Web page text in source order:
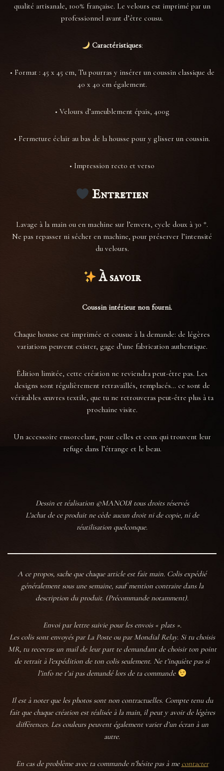
qualité artisanale, 100% française. Le velours est imprimé par un
professionnel avant d’être cousu.
Caractéristiques:
• Format : 45 x 45 cm, Tu pourras y insérer un coussin classique de
40 x 40 cm également.
• Velours d’ameublement épais, 400g
• Fermeture éclair au bas de la housse pour y glisser un coussin.
• Impression recto et verso
Entretien
Lavage à la main ou en machine sur l’envers, cycle doux à 30 °.
Ne pas repasser ni sécher en machine, pour préserver l’intensité
du velours.
À savoir
Coussin intérieur non fourni.
Chaque housse est imprimée et cousue à la demande: de légères
variations peuvent exister, gage d’une fabrication authentique.
Édition limitée, cette création ne reviendra peut-être pas. Les
designs sont régulièrement retravaillés, remplacés… ce sont de
véritables œuvres textile, que tu ne retrouveras peut-être plus à ta
prochaine visite.
Un accessoire ensorcelant, pour celles et ceux qui trouvent leur
refuge dans l’étrange et le beau.
Dessin et réalisation ©MANOIЯ tous droits réservés
L’achat de ce produit ne cède aucun droit ni de copie, ni de
réutilisation quelconque.
A ce propos, sache que chaque article est fait main. Colis expédié
généralement sous une semaine, sauf mention contraire dans la
description du produit. (Précommande notamment).
Envoi par lettre suivie pour les envois « plats ».
Les colis sont envoyés par La Poste ou par Mondial Relay. Si tu choisis
MR, tu recevras un mail de leur part te demandant de choisir ton point
de retrait à l’expédition de ton colis seulement. Ne t’inquiète pas si
l’info ne t’ai pas demandé lors de ta commande
Il est à noter que les photos sont non contractuelles. Compte tenu du
fait que chaque création est réalisée à la main, il peut y avoir de légères
différences. Les couleurs peuvent également varier d’un écran à un
autre.
En cas de problème avec ta commande n’hésite pas à me contacter